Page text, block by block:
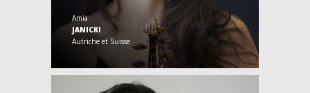
Amia
JANICKI
Autriche et Suisse